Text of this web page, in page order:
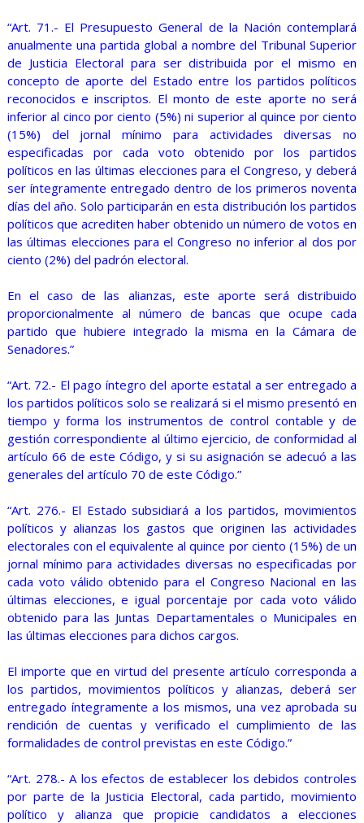
“Art. 71.- El Presupuesto General de la Nación contemplará
anualmente una partida global a nombre del Tribunal Superior
de Justicia Electoral para ser distribuida por el mismo en
concepto de aporte del Estado entre los partidos políticos
reconocidos e inscriptos. El monto de este aporte no será
inferior al cinco por ciento (5%) ni superior al quince por ciento
(15%) del jornal mínimo para actividades diversas no
especificadas por cada voto obtenido por los partidos
políticos en las últimas elecciones para el Congreso, y deberá
ser íntegramente entregado dentro de los primeros noventa
días del año. Solo participarán en esta distribución los partidos
políticos que acrediten haber obtenido un número de votos en
las últimas elecciones para el Congreso no inferior al dos por
ciento (2%) del padrón electoral.
En el caso de las alianzas, este aporte será distribuido
proporcionalmente al número de bancas que ocupe cada
partido que hubiere integrado la misma en la Cámara de
Senadores.”
“Art. 72.- El pago íntegro del aporte estatal a ser entregado a
los partidos políticos solo se realizará si el mismo presentó en
tiempo y forma los instrumentos de control contable y de
gestión correspondiente al último ejercicio, de conformidad al
artículo 66 de este Código, y si su asignación se adecuó a las
generales del artículo 70 de este Código.”
“Art. 276.- El Estado subsidiará a los partidos, movimientos
políticos y alianzas los gastos que originen las actividades
electorales con el equivalente al quince por ciento (15%) de un
jornal mínimo para actividades diversas no especificadas por
cada voto válido obtenido para el Congreso Nacional en las
últimas elecciones, e igual porcentaje por cada voto válido
obtenido para las Juntas Departamentales o Municipales en
las últimas elecciones para dichos cargos.
El importe que en virtud del presente artículo corresponda a
los partidos, movimientos políticos y alianzas, deberá ser
entregado íntegramente a los mismos, una vez aprobada su
rendición de cuentas y verificado el cumplimiento de las
formalidades de control previstas en este Código.”
“Art. 278.- A los efectos de establecer los debidos controles
por parte de la Justicia Electoral, cada partido, movimiento
político y alianza que propicie candidatos a elecciones